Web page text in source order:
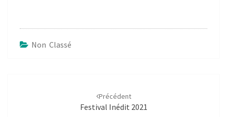
Non Classé
Précédent
Festival Inédit 2021